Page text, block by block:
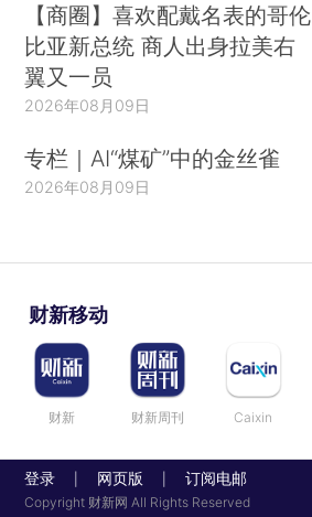
【商圈】喜欢配戴名表的哥伦
比亚新总统 商人出身拉美右
翼又一员
2026年08月09日
专栏｜AI“煤矿”中的金丝雀
2026年08月09日
财新移动
财新 财新周刊 Caixin
登录 网页版 订阅电邮
Copyright 财新网 All Rights Reserved